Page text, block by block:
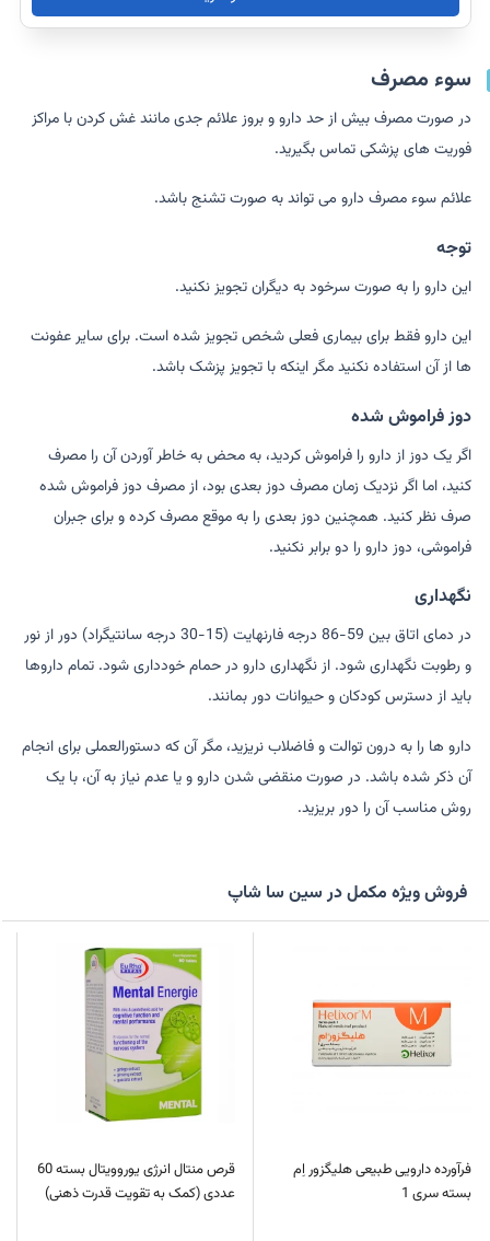
سوء مصرف
در صورت مصرف بیش از حد دارو و بروز علائم جدی مانند غش کردن با مراکز
فوریت های پزشکی تماس بگیرید.
علائم سوء مصرف دارو می تواند به صورت تشنج باشد.
توجه
این دارو را به صورت سرخود به دیگران تجویز نکنید.
این دارو فقط برای بیماری فعلی شخص تجویز شده است. برای سایر عفونت
ها از آن استفاده نکنید مگر اینکه با تجویز پزشک باشد.
دوز فراموش شده
اگر یک دوز از دارو را فراموش کردید، به محض به خاطر آوردن آن را مصرف
کنید، اما اگر نزدیک زمان مصرف دوز بعدی بود، از مصرف دوز فراموش شده
صرف نظر کنید. همچنین دوز بعدی را به موقع مصرف کرده و برای جبران
فراموشی، دوز دارو را دو برابر نکنید.
نگهداری
در دمای اتاق بین 59-86 درجه فارنهایت (15-30 درجه سانتیگراد) دور از نور
و رطوبت نگهداری شود. از نگهداری دارو در حمام خودداری شود. تمام داروها
باید از دسترس کودکان و حیوانات دور بمانند.
دارو ها را به درون توالت و فاضلاب نریزید، مگر آن که دستورالعملی برای انجام
آن ذکر شده باشد. در صورت منقضی شدن دارو و یا عدم نیاز به آن، با یک
روش مناسب آن را دور بریزید.
فروش ویژه مکمل در سین سا شاپ
فرآورده دارویی طبیعی هلیگزور اِم
بسته سری 1
قرص منتال انرژی یوروویتال بسته 60
عددی (کمک به تقویت قدرت ذهنی)